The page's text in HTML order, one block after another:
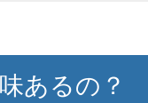
あるの？